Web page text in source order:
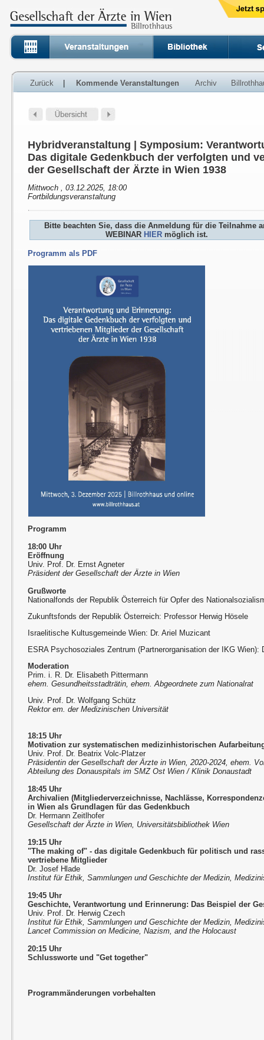
Zurück Kommende Veranstaltungen Archiv
Hybridveranstaltung | Symposium:
Das digitale Gedenkbuch der verfolgten und
der Gesellschaft der Ärzte in Wien 1938
Mittwoch , 03.12.2025, 18:00
Fortbildungsveranstaltung
Bitte beachten Sie, dass die Anmeldung für die Teilnahme
WEBINAR HIER möglich ist.
Programm als PDF
Programm
18:00 Uhr
Eröffnung
Univ. Prof. Dr. Ernst Agneter
Präsident der Gesellschaft der Ärzte in Wien
Grußworte
Nationalfonds der Republik Österreich für Opfer des
Zukunftsfonds der Republik Österreich: Professor Herwig Hösele
Israelitische Kultusgemeinde Wien: Dr. Ariel Muzicant
ESRA Psychosoziales Zentrum (Partnerorganisation der IKG Wien):
Moderation
Prim. i. R. Dr. Elisabeth Pittermann
ehem. Gesundheitsstadträtin, ehem. Abgeordnete zum Nationalrat
Univ. Prof. Dr. Wolfgang Schütz
Rektor em. der Medizinischen Universität
18:15 Uhr
Motivation zur systematischen medizinhistorischen
Univ. Prof. Dr. Beatrix Volc-Platzer
Präsidentin der Gesellschaft der Ärzte in Wien, 2020-2024, ehem.
Abteilung des Donauspitals im SMZ Ost Wien / Klinik Donaustadt
18:45 Uhr
Archivalien (Mitgliederverzeichnisse, Nachlässe,
in Wien als Grundlagen für das Gedenkbuch
Dr. Hermann Zeitlhofer
Gesellschaft der Ärzte in Wien, Universitätsbibliothek Wien
19:15 Uhr
"The making of" - das digitale Gedenkbuch für politisch und
vertriebene Mitglieder
Dr. Josef Hlade
Institut für Ethik, Sammlungen und Geschichte der Medizin,
19:45 Uhr
Geschichte, Verantwortung und Erinnerung: Das Beispiel der
Univ. Prof. Dr. Herwig Czech
Institut für Ethik, Sammlungen und Geschichte der Medizin,
Lancet Commission on Medicine, Nazism, and the Holocaust
20:15 Uhr
Schlussworte und "Get together"
Programmänderungen vorbehalten